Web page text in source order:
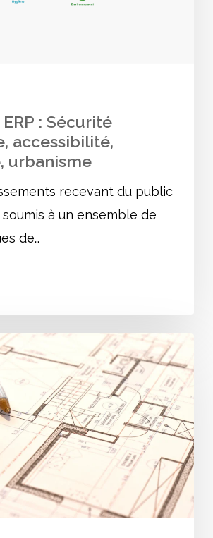
: Sécurité
accessibilité,
urbanisme
recevant du public
soumis à un ensemble de
de…